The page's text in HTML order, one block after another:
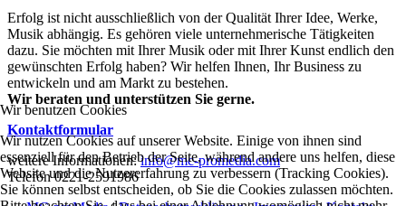
Erfolg ist nicht ausschließlich von der Qualität Ihrer Idee, Werke,
Musik abhängig. Es gehören viele unternehmerische Tätigkeiten
dazu. Sie möchten mit Ihrer Musik oder mit Ihrer Kunst endlich den
gewünschten Erfolg haben? Wir helfen Ihnen, Ihr Business zu
entwickeln und am Markt zu bestehen.
Wir beraten und unterstützen Sie gerne.
Kontaktformular
weitere Informationen:info@mc-promedia.com
Telefon 0221-2591986
Wir benutzen Cookies
Wir nutzen Cookies auf unserer Website. Einige von ihnen sind
essenziell für den Betrieb der Seite, während andere uns helfen, diese
Website und die Nutzererfahrung zu verbessern (Tracking Cookies).
Sie können selbst entscheiden, ob Sie die Cookies zulassen möchten.